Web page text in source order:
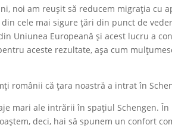
noi am reușit să reducem migrația cu
cele mai sigure țări din punct de
Uniunea Europeană și acest lucru a
aceste rezultate, așa cum
românii că țara noastră a intrat în
mari ale intrării în spațiul Schengen.
deci, hai să spunem un confort